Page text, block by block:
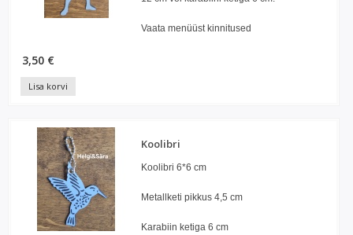
Vaata menüüst kinnitused
3,50 €
Lisa korvi
Koolibri
Koolibri 6*6 cm
Metallketi pikkus 4,5 cm
Karabiin ketiga 6 cm